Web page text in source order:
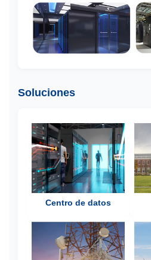
Soluciones
Centro de datos